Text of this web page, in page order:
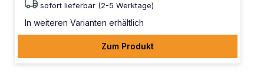
sofort lieferbar (2-5 Werktage)
In weiteren Varianten erhältlich
Zum Produkt